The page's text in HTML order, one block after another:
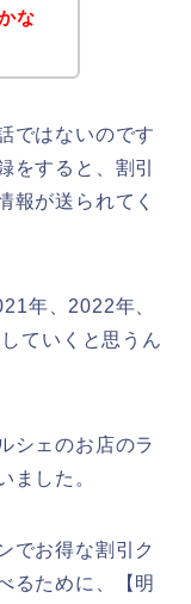
な
ではないのです
をすると、割引
報が送られてく
年、2022年、
ていくと思うん
シェのお店のラ
ました。
でお得な割引ク
るために、【明